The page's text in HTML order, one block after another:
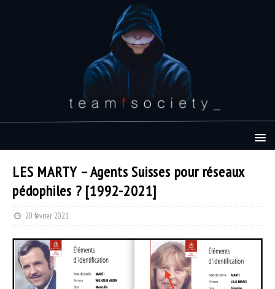
LES MARTY – Agents Suisses pour réseaux
pédophiles ? [1992-2021]
20 février 2021